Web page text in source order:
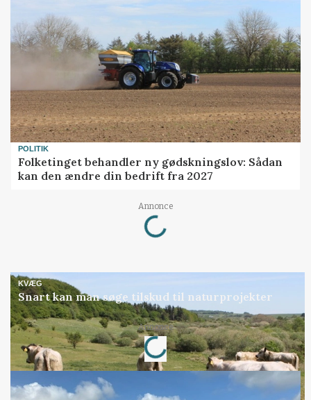
POLITIK
Folketinget behandler ny gødskningslov: Sådan
kan den ændre din bedrift fra 2027
Annonce
Loading...
KVÆG
Snart kan man søge tilskud til naturprojekter
Annonce
Loading...